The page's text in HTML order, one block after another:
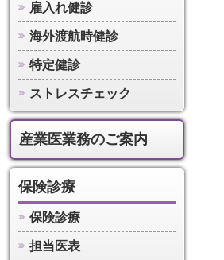
雇入れ健診
海外渡航時健診
特定健診
ストレスチェック
産業医業務のご案内
保険診療
保険診療
担当医表